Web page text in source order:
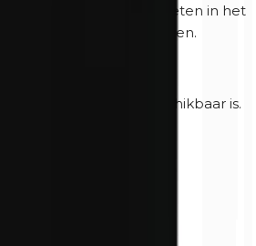
Door de magneten in het
automatisch vastzitten.
wanneer het weer beschikbaar is.